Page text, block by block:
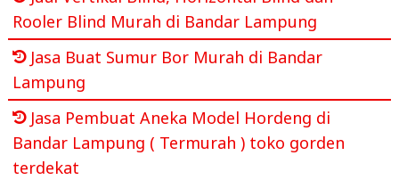
Rooler Blind Murah di Bandar Lampung
Jasa Buat Sumur Bor Murah di Bandar
Lampung
Jasa Pembuat Aneka Model Hordeng di
Bandar Lampung ( Termurah ) toko gorden
terdekat